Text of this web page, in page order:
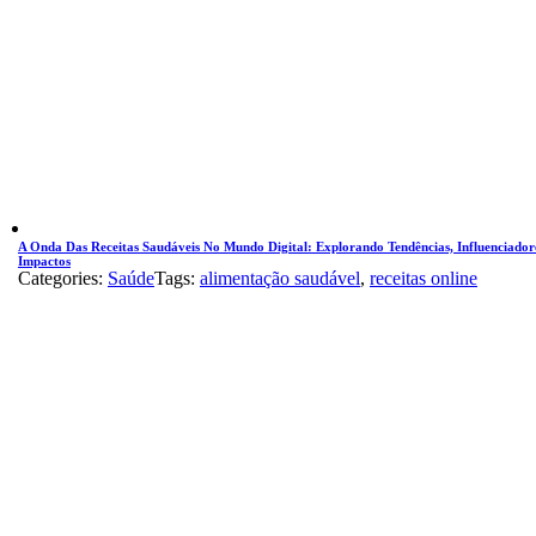
A Onda Das Receitas Saudáveis No Mundo Digital: Explorando Tendências,
Impactos
Categories: SaúdeTags: alimentação saudável, receitas online